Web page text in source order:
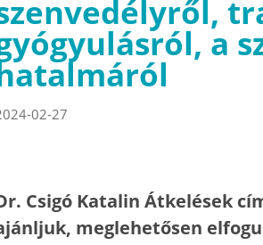
a
02-27
Csigó Katalin Átkelések
meglehetősen